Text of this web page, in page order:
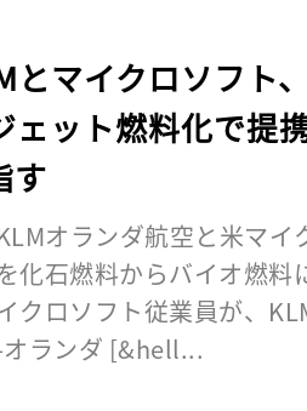
とマイクロソフト
ェット燃料化で提
す
オランダ航空と米マイ
化石燃料からバイオ燃料
クロソフト従業員が、
ランダ [&hell...